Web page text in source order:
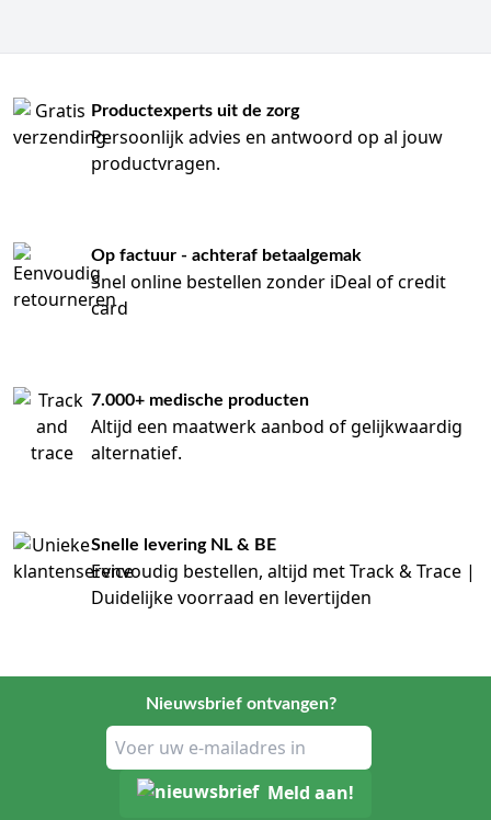
Productexperts uit de zorg
Persoonlijk advies en antwoord op al jouw
productvragen.
Op factuur - achteraf betaalgemak
Snel online bestellen zonder iDeal of credit
card
7.000+ medische producten
Altijd een maatwerk aanbod of gelijkwaardig
alternatief.
Snelle levering NL & BE
Eenvoudig bestellen, altijd met Track & Trace |
Duidelijke voorraad en levertijden
Nieuwsbrief ontvangen?
Meld aan!